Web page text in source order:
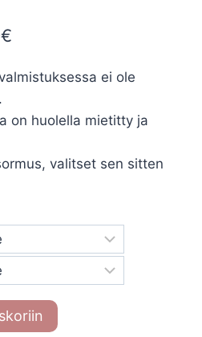
€
224,00€
ei ole
on huolella mietitty ja
valitset sen sitten